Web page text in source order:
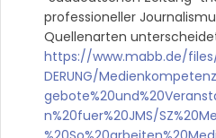
professioneller
Quellenarten
https://www.mabb.de/
DERUNG/
n%20fuer%20JMS/